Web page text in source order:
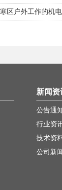
区户外工作的机
新闻资
公告通
行业资
技术资
公司新